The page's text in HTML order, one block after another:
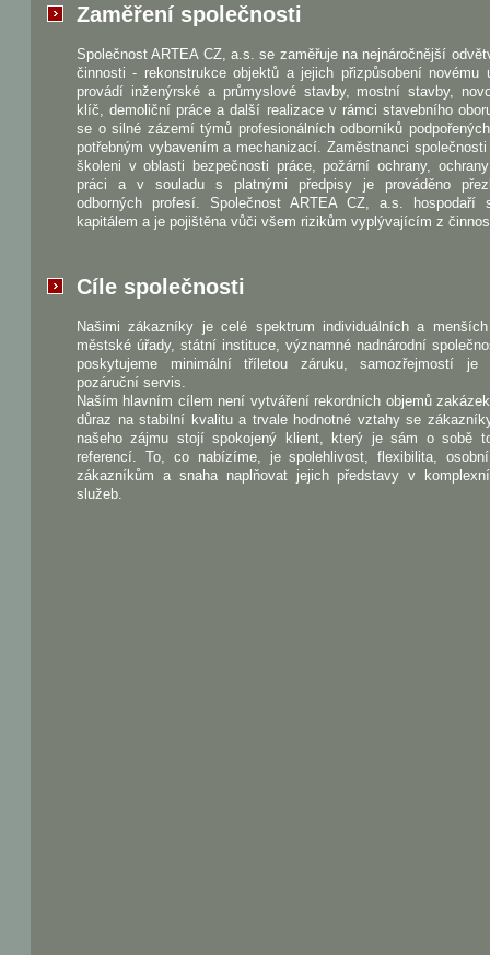
Zaměření společnosti
Společnost ARTEA CZ, a.s. se zaměřuje na nejnáročnější
činnosti - rekonstrukce objektů a jejich přizpůsobení novému
provádí inženýrské a průmyslové stavby, mostní stavby,
klíč, demoliční práce a další realizace v rámci stavebního
se o silné zázemí týmů profesionálních odborníků
potřebným vybavením a mechanizací. Zaměstnanci společnosti
školeni v oblasti bezpečnosti práce, požární ochrany,
práci a v souladu s platnými předpisy je prováděno
odborných profesí. Společnost ARTEA CZ, a.s. hospodaří
kapitálem a je pojištěna vůči všem rizikům vyplývajícím z
Cíle společnosti
Našimi zákazníky je celé spektrum individuálních a
městské úřady, státní instituce, významné nadnárodní
poskytujeme minimální tříletou záruku, samozřejmostí
pozáruční servis.
Naším hlavním cílem není vytváření rekordních objemů
důraz na stabilní kvalitu a trvale hodnotné vztahy se
našeho zájmu stojí spokojený klient, který je sám o sobě
referencí. To, co nabízíme, je spolehlivost, flexibilita,
zákazníkům a snaha naplňovat jejich představy v
služeb.